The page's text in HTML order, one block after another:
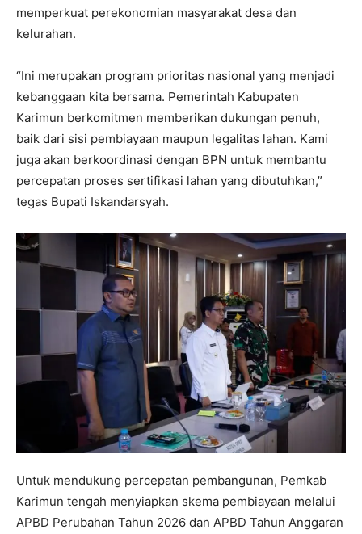
memperkuat perekonomian masyarakat desa dan
kelurahan.
“Ini merupakan program prioritas nasional yang menjadi
kebanggaan kita bersama. Pemerintah Kabupaten
Karimun berkomitmen memberikan dukungan penuh,
baik dari sisi pembiayaan maupun legalitas lahan. Kami
juga akan berkoordinasi dengan BPN untuk membantu
percepatan proses sertifikasi lahan yang dibutuhkan,”
tegas Bupati Iskandarsyah.
Untuk mendukung percepatan pembangunan, Pemkab
Karimun tengah menyiapkan skema pembiayaan melalui
APBD Perubahan Tahun 2026 dan APBD Tahun Anggaran